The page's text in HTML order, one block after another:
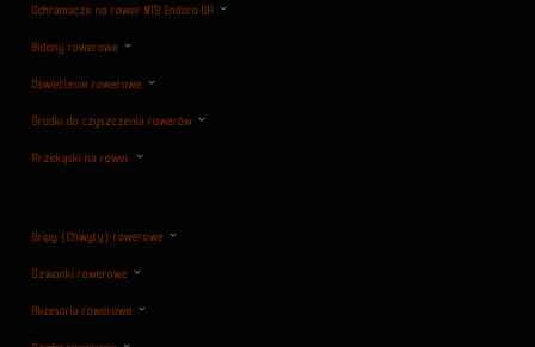
Ochraniacze na rower MTB Enduro DH
Bidony rowerowe
Oświetlenie rowerowe
Środki do czyszczenia rowerów
Przekąski na rower
Gripy (Chwyty) rowerowe
Dzwonki rowerowe
Akcesoria rowerowe